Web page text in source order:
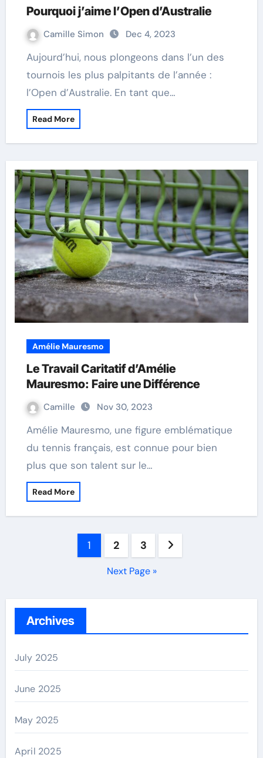
Pourquoi j’aime l’Open d’Australie
Camille Simon Dec 4, 2023
Aujourd’hui, nous plongeons dans l’un des
tournois les plus palpitants de l’année :
l’Open d’Australie. En tant que…
Read More
Amélie Mauresmo
Le Travail Caritatif d’Amélie
Mauresmo: Faire une Différence
Camille Nov 30, 2023
Amélie Mauresmo, une figure emblématique
du tennis français, est connue pour bien
plus que son talent sur le…
Read More
1 2 3
Next Page »
Archives
July 2025
June 2025
May 2025
April 2025